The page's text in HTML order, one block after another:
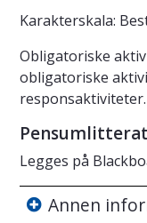
Karakterskala:
Obligatoriske
obligatoriske
responsaktiviteter.
Legges på
Annen